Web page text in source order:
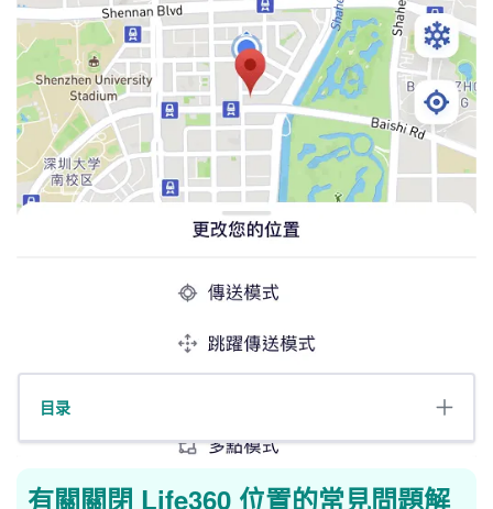
目录
有關關閉 Life360 位置的常見問題解